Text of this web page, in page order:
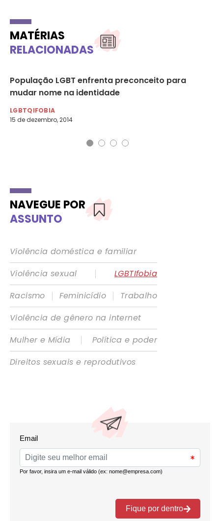
MATÉRIAS
RELACIONADAS
População LGBT enfrenta preconceito para
mudar nome na identidade
LGBTQIFOBIA
15 de dezembro, 2014
NAVEGUE POR
ASSUNTO
Violência doméstica e familiar
Violência sexual
|
LGBTIfobia
Racismo
| Feminicídio |
Trabalho
Violência de gênero na internet
Mulher e Mídia
|
Política e poder
Direitos sexuais e reprodutivos